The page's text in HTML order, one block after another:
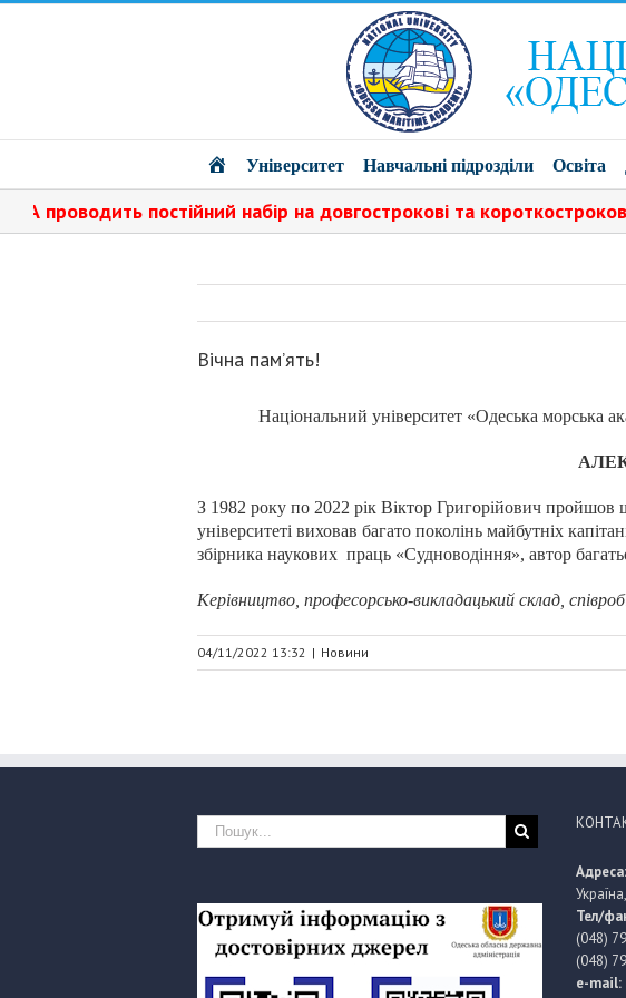
Головна
Університет Навчальні підрозділи Освіта
постійний набір на довгострокові та короткострокові
Вічна пам’ять!
Національний університет «Одеська морська
З 1982 року по 2022 рік Віктор Григорійович пройшов
університеті виховав багато поколінь майбутніх
збірника наукових праць «Судноводіння», автор
Керівництво, професорсько-викладацький склад,
04/11/2022 13:32 | Новини
Адреса:
Тел/
(048)
(048)
e-mail: